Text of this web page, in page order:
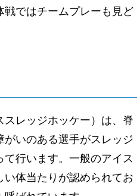
ではチームプレーも見ど
レッジホッケー）は、脊
いのある選手がスレッジ
行います。一般のアイス
体当たりが認められてお